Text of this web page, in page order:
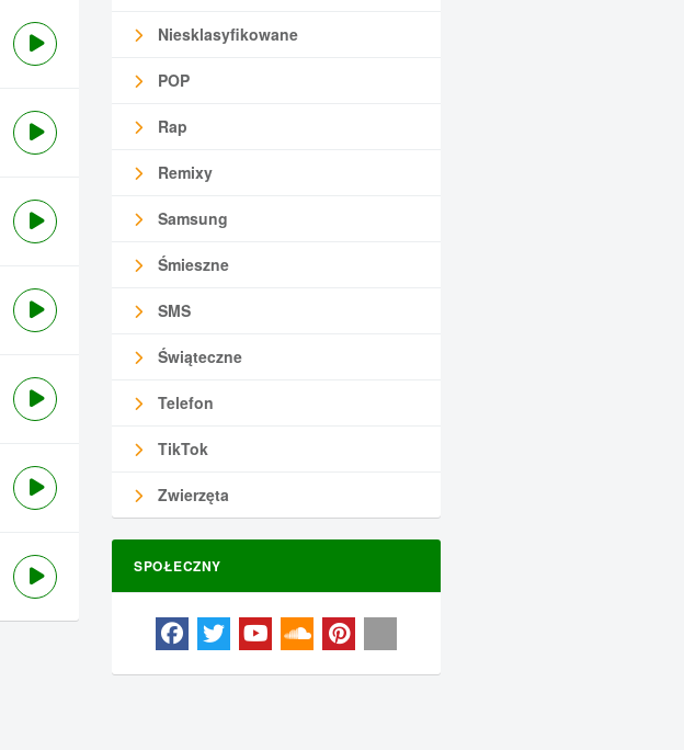
Niesklasyfikowane
POP
Rap
Remixy
Samsung
Śmieszne
SMS
Świąteczne
Telefon
TikTok
Zwierzęta
SPOŁECZNY